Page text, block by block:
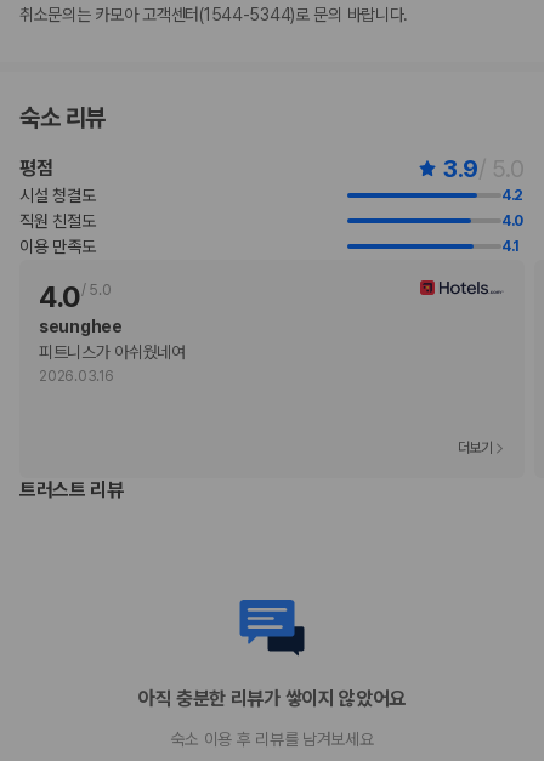
뷔페아침 식사 요금: 성인 KRW 19000, 어린이 KRW 13500(대략적인
현장 결제 유형 및 수단
Visa
Diners Club
직불카드 결제 불가
Discover
현금
American Express
JCB International
Mastercard
UnionPay
취소문의는 카모아 고객센터(1544-5344)로 문의 바랍니다.
숙소 리뷰
평점 3.9/ 5.0
시설 청결도 4.2
직원 친절도 4.0
이용 만족도 4.1
4.0/ 5.0
seunghee
피트니스가 아쉬웠네여
2026.03.16
더보기
트러스트 리뷰
아직 충분한 리뷰가 쌓이지 않았어요
숙소 이용 후 리뷰를 남겨보세요